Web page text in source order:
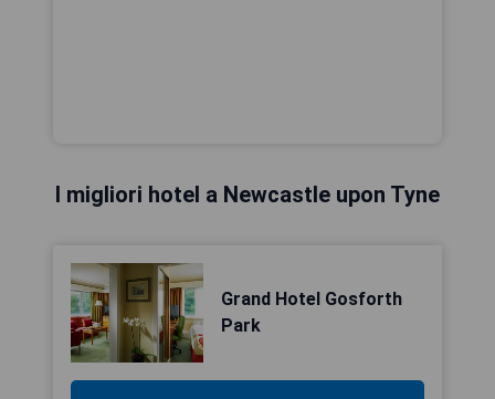
I migliori hotel a Newcastle upon Tyne
Grand Hotel Gosforth
Park